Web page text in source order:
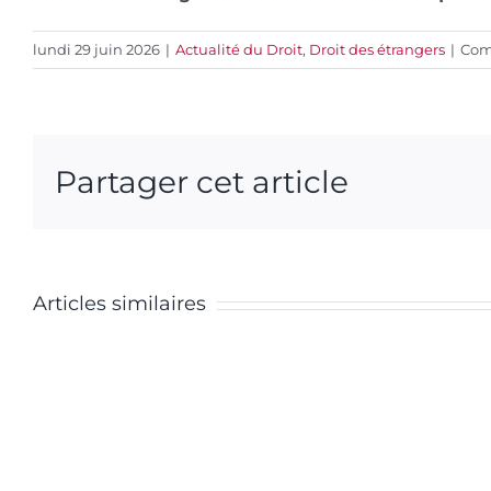
lundi 29 juin 2026 | Actualité du Droit, Droit des étrangers |
Partager cet article
Articles similaires